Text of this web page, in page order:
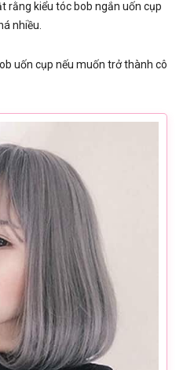
rằng kiểu tóc bob ngắn uốn cụp
nhiều.
uốn cụp nếu muốn trở thành cô